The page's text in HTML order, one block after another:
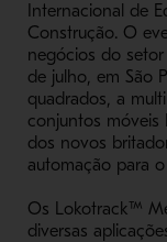
Internacional de
Construção. O
negócios do
de julho, em São
quadrados, a
conjuntos móveis
dos novos
automação para
Os Lokotrack™
diversas